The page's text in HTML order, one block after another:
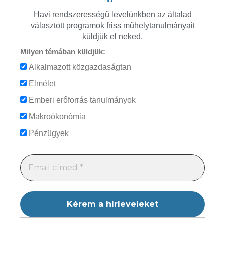
Havi rendszerességű levelünkben az általad
választott programok friss műhelytanulmányait
küldjük el neked.
Milyen témában küldjük:
Alkalmazott közgazdaságtan
Elmélet
Emberi erőforrás tanulmányok
Makroökonómia
Pénzügyek